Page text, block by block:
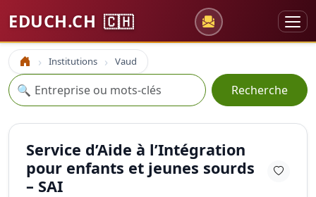
EDUCH.CH 🇨🇭
Accueil Institutions Vaud
Recherche
🔍 Recherche
Service d’Aide à l’Intégration
pour enfants et jeunes sourds
– SAI